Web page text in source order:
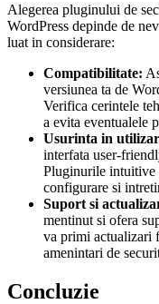
Alegerea pluginului de
WordPress depinde de
luat in considerare:
Compatibilitate:
versiunea ta de
Verifica cerintele
a evita eventualele
Usurinta in
interfata user-
Pluginurile intuitive
configurare si
Suport si
mentinut si ofera
va primi actualizari
amenintari de
Concluzie